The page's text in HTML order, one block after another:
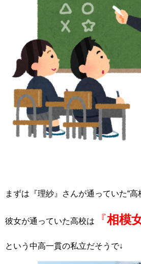
まずは『理紗』さんが通っていた“高
彼女が通っていた高校は 『相模
という中高一貫の私立だそうで↓